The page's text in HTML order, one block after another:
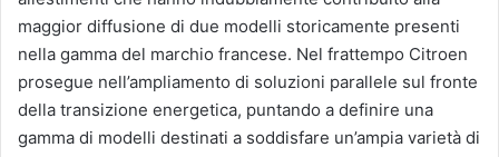
maggior diffusione di due modelli storicamente presenti
nella gamma del marchio francese. Nel frattempo Citroen
prosegue nell’ampliamento di soluzioni parallele sul fronte
della transizione energetica, puntando a definire una
gamma di modelli destinati a soddisfare un’ampia varietà di